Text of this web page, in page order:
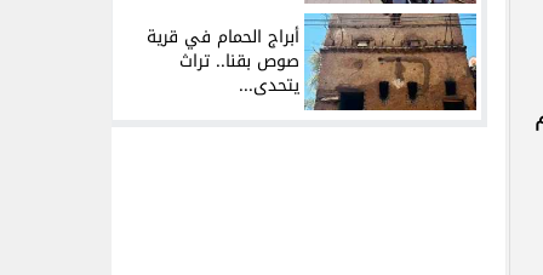
أبراج الحمام في قرية
صوص بقنا.. تراث
يتحدى...